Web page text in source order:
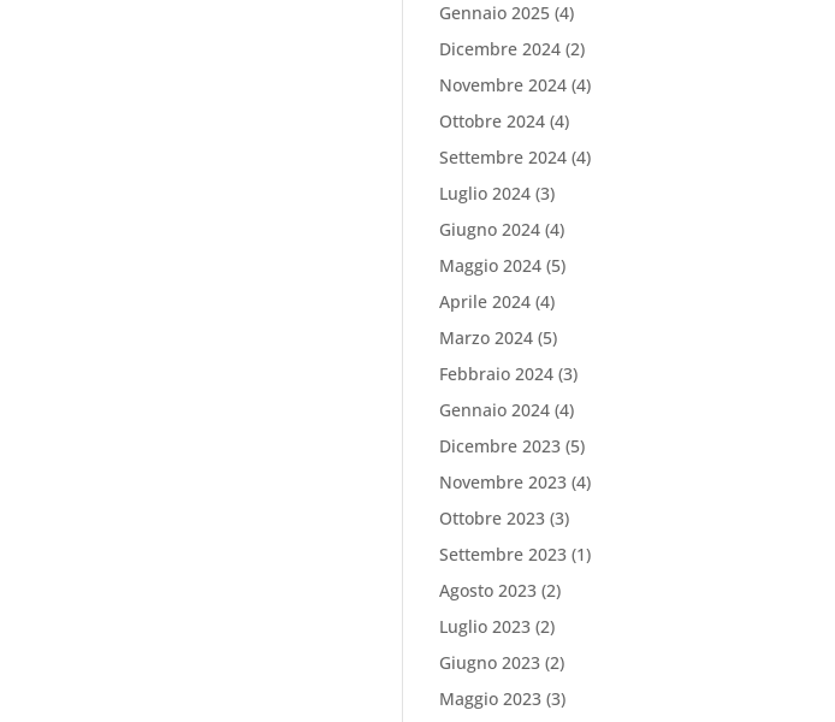
Gennaio 2025 (4)
Dicembre 2024 (2)
Novembre 2024 (4)
Ottobre 2024 (4)
Settembre 2024 (4)
Luglio 2024 (3)
Giugno 2024 (4)
Maggio 2024 (5)
Aprile 2024 (4)
Marzo 2024 (5)
Febbraio 2024 (3)
Gennaio 2024 (4)
Dicembre 2023 (5)
Novembre 2023 (4)
Ottobre 2023 (3)
Settembre 2023 (1)
Agosto 2023 (2)
Luglio 2023 (2)
Giugno 2023 (2)
Maggio 2023 (3)